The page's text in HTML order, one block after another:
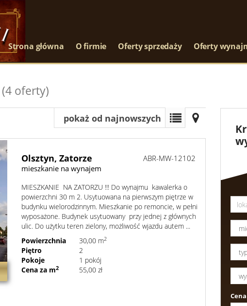
Strona główna O firmie Oferty sprzedaży Oferty
(4 oferty)
pokaż od najnowszych
Olsztyn, Zatorze
mieszkanie na wynajem
ABR-MW-12102
MIESZKANIE NA ZATORZU !!! Do wynajmu kawalerka o
powierzchni 30 m 2. Usytuowana na pierwszym piętrze w
budynku wielorodzinnym. Mieszkanie po remoncie, w pełni
wyposażone. Budynek usytuowany przy jednej z głównych
ulic. Do użytku teren zielony, możliwość wjazdu autem ...
Powierzchnia
30,00 m2
Piętro
2
Pokoje
1 pokój
Cena za m2 55,00 zł
Cena